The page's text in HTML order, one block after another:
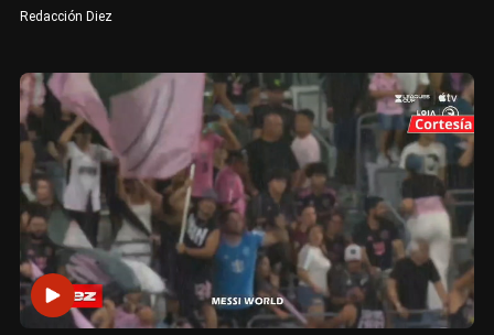
Redacción Diez